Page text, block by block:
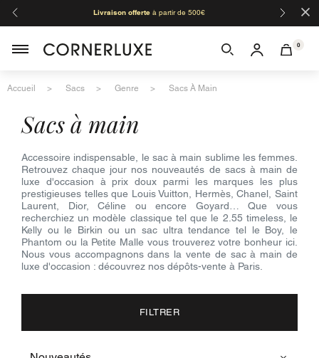
Livraison offerteà partir de 500€ ×
0
Accueil Sacs Genre Sacs À Main
sacs à main
Accessoire indispensable, le sac à main sublime les femmes.
Retrouvez chaque jour nos nouveautés de sacs à main de
luxe d'occasion à prix doux parmi les marques les plus
prestigieuses telles que Louis Vuitton, Hermès, Chanel, Saint
Laurent, Dior, Céline ou encore Goyard… Que vous
recherchiez un modèle classique tel que le 2.55 timeless, le
Kelly ou le Birkin ou un sac ultra tendance tel le Boy, le
Phantom ou la Petite Malle vous trouverez votre bonheur ici.
Nous vous accompagnons dans la vente de sac à main de
luxe d'occasion : découvrez nos dépôts-vente à Paris.
FILTRER